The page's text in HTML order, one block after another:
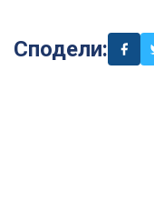
Сподели: